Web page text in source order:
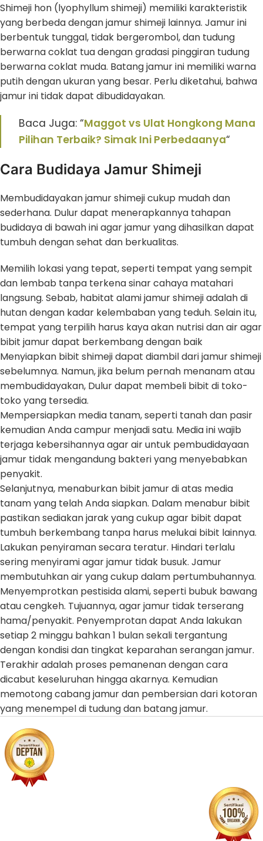
Shimeji hon (lyophyllum shimeji) memiliki karakteristik
yang berbeda dengan jamur shimeji lainnya. Jamur ini
berbentuk tunggal, tidak bergerombol, dan tudung
berwarna coklat tua dengan gradasi pinggiran tudung
berwarna coklat muda. Batang jamur ini memiliki warna
putih dengan ukuran yang besar. Perlu diketahui, bahwa
jamur ini tidak dapat dibudidayakan.
Baca Juga: “Maggot vs Ulat Hongkong Mana
Pilihan Terbaik? Simak Ini Perbedaanya“
Cara Budidaya Jamur Shimeji
Membudidayakan jamur shimeji cukup mudah dan
sederhana. Dulur dapat menerapkannya tahapan
budidaya di bawah ini agar jamur yang dihasilkan dapat
tumbuh dengan sehat dan berkualitas.
Memilih lokasi yang tepat, seperti tempat yang sempit
dan lembab tanpa terkena sinar cahaya matahari
langsung. Sebab, habitat alami jamur shimeji adalah di
hutan dengan kadar kelembaban yang teduh. Selain itu,
tempat yang terpilih harus kaya akan nutrisi dan air agar
bibit jamur dapat berkembang dengan baik
Menyiapkan bibit shimeji dapat diambil dari jamur shimeji
sebelumnya. Namun, jika belum pernah menanam atau
membudidayakan, Dulur dapat membeli bibit di toko-
toko yang tersedia.
Mempersiapkan media tanam, seperti tanah dan pasir
kemudian Anda campur menjadi satu. Media ini wajib
terjaga kebersihannya agar air untuk pembudidayaan
jamur tidak mengandung bakteri yang menyebabkan
penyakit.
Selanjutnya, menaburkan bibit jamur di atas media
tanam yang telah Anda siapkan. Dalam menabur bibit
pastikan sediakan jarak yang cukup agar bibit dapat
tumbuh berkembang tanpa harus melukai bibit lainnya.
Lakukan penyiraman secara teratur. Hindari terlalu
sering menyirami agar jamur tidak busuk. Jamur
membutuhkan air yang cukup dalam pertumbuhannya.
Menyemprotkan pestisida alami, seperti bubuk bawang
atau cengkeh. Tujuannya, agar jamur tidak terserang
hama/penyakit. Penyemprotan dapat Anda lakukan
setiap 2 minggu bahkan 1 bulan sekali tergantung
dengan kondisi dan tingkat keparahan serangan jamur.
Terakhir adalah proses pemanenan dengan cara
dicabut keseluruhan hingga akarnya. Kemudian
memotong cabang jamur dan pembersian dari kotoran
yang menempel di tudung dan batang jamur.